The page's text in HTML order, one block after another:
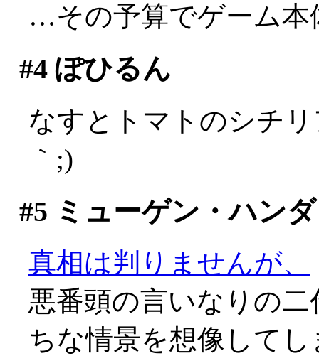
…その予算でゲーム本
#4ぽひるん
なすとトマトのシチ
｀;)
#5 ミューゲン・ハンダ
真相は判りませんが、
悪番頭の言いなりの
ちな情景を想像して